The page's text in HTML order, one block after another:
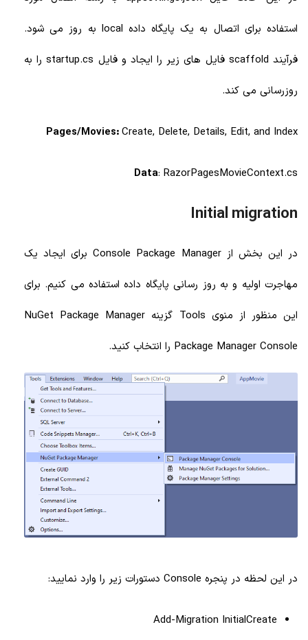
استفاده برای اتصال به یک پایگاه داده local به روز می شود.
فرآیند scaffold فایل های زیر را ایجاد و فایل startup.cs را به
روزرسانی می کند.
Pages/Movies:Create, Delete, Details, Edit, and Index
Data: RazorPagesMovieContext.cs
Initial migration
در این بخش از Console Package Manager برای ایجاد یک
مهاجرت اولیه و به روز رسانی پایگاه داده استفاده می کنیم. برای
این منظور از منوی Tools گزینه NuGet Package Manager
Package Manager Console را انتخاب کنید.
در این لحظه در پنجره Console دستورات زیر را وارد نمایید:
Add-Migration InitialCreate